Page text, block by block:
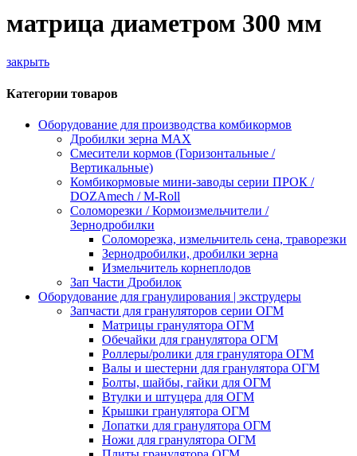
матрица диаметром 300 мм
закрыть
Категории товаров
Оборудование для производства комбикормов
Дробилки зерна МАХ
Смесители кормов (Горизонтальные /
Вертикальные)
Комбикормовые мини-заводы серии ПРОК /
DOZAmech / M-Roll
Соломорезки / Кормоизмельчители /
Зернодробилки
Соломорезка, измельчитель сена, траворезки
Зернодробилки, дробилки зерна
Измельчитель корнеплодов
Зап Части Дробилок
Оборудование для гранулирования | экструдеры
Запчасти для грануляторов серии ОГМ
Матрицы гранулятора ОГМ
Обечайки для гранулятора ОГМ
Роллеры/ролики для гранулятора ОГМ
Валы и шестерни для гранулятора ОГМ
Болты, шайбы, гайки для ОГМ
Втулки и штуцера для ОГМ
Крышки гранулятора ОГМ
Лопатки для гранулятора ОГМ
Ножи для гранулятора ОГМ